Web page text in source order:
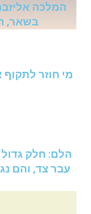
המלכה
בשאר,
מי חוזר
הלם: חלק גדול
עבר צד, והם